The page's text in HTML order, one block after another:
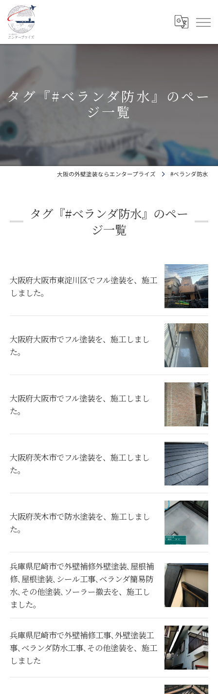
タグ『#ベランダ防水』のペー
ジ一覧
大阪の外壁塗装ならエンタープライズ #ベランダ防水
タグ『#ベランダ防水』のペー
ジ一覧
大阪府大阪市東淀川区でフル塗装を、施工
しました。
大阪府大阪市でフル塗装を、施工しまし
た。
大阪府大阪市でフル塗装を、施工しまし
た。
大阪府茨木市でフル塗装を、施工しまし
た。
大阪府茨木市で防水塗装を、施工しまし
た。
兵庫県尼崎市で外壁補修外壁塗装､屋根補
修､屋根塗装､シール工事､ベランダ簡易防
水､その他塗装､ソーラー撤去を、施工し
ました。
兵庫県尼崎市で外壁補修工事､外壁塗装工
事､ベランダ防水工事､その他塗装を、施工
しました